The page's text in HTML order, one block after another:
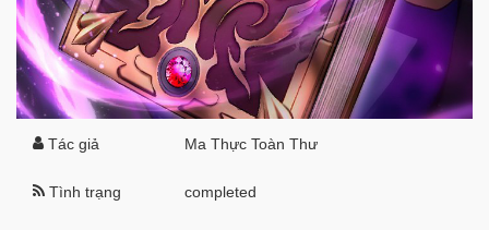
Tác giả Ma Thực Toàn Thư
Tình trạng completed